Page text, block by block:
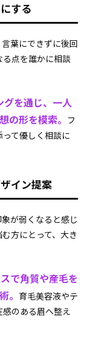
する
葉にできずに後回
点を誰かに相談
グを通じ、一人
の形を模索。 フ
て優しく相談に
イン提案
が弱くなると感じ
方にとって、大き
で角質や産毛を
。 育毛美容液やテ
のある眉へ整え